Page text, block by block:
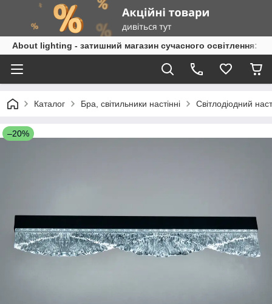
About lighting - затишний магазин сучасного освітлення:
Каталог Бра, світильники настінні Світлодіодний
–20%